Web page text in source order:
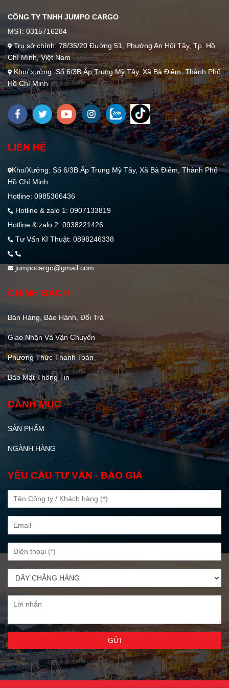
CÔNG TY TNHH JUMPO CARGO
MST: 0315716284
Trụ sở chính: 78/35/20 Đường 51, Phường An Hội Tây, Tp. Hồ
Chí Minh, Việt Nam
Kho/ xưởng: Số 6/3B Ấp Trung Mỹ Tây, Xã Bà Điểm, Thành Phố
Hồ Chí Minh
LIÊN HỆ
Kho/Xưởng: Số 6/3B Ấp Trung Mỹ Tây, Xã Bà Điểm, Thành Phố
Hồ Chí Minh
Hotline: 0985366436
Hotline & zalo 1: 0907133819
Hotline & zalo 2: 0938221426
Tư Vấn Kĩ Thuật: 0898246338
jumpocargo@gmail.com
CHÍNH SÁCH
Bán Hàng, Bảo Hành, Đổi Trả
Giao Nhận Và Vận Chuyển
Phương Thức Thanh Toán
Bảo Mật Thông Tin
DANH MỤC
SẢN PHẨM
NGÀNH HÀNG
YÊU CẦU TƯ VẤN - BÁO GIÁ
GỬI